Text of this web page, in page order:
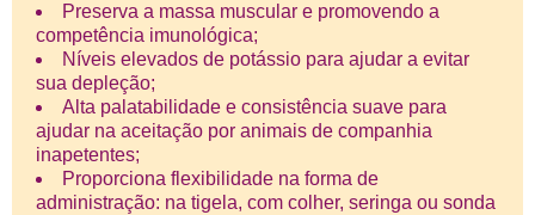
Preserva a massa muscular e promovendo a
competência imunológica;
Níveis elevados de potássio para ajudar a evitar
sua depleção;
Alta palatabilidade e consistência suave para
ajudar na aceitação por animais de companhia
inapetentes;
Proporciona flexibilidade na forma de
administração: na tigela, com colher, seringa ou sonda